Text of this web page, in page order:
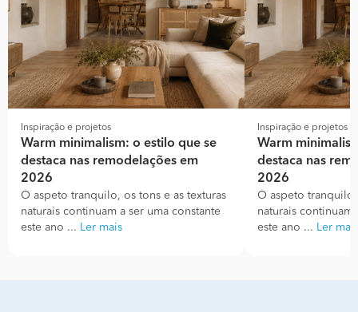
Inspiração e projetos
Warm minimalism: o estilo que se
destaca nas remodelações em
2026
O aspeto tranquilo, os tons e as texturas
naturais continuam a ser uma constante
este ano ... Ler mais
Inspiração e projetos
Warm
destaca nas
2026
O aspeto
naturais continuam
este ano ... Ler mais